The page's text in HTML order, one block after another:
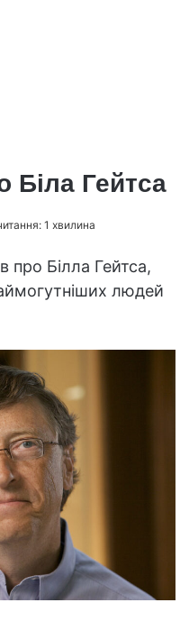
Біла Гейтса
1 хвилина
про Білла Гейтса,
людей